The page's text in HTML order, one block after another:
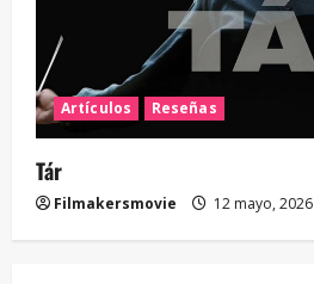
Artículos Reseñas
Tár
Filmakersmovie 12 mayo, 2026